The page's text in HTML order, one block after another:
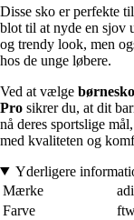
Disse sko er perfekte
blot til at nyde en sjov
og trendy look, men
hos de unge løbere.
Ved at vælge
Pro sikrer du, at dit
nå deres sportslige
med kvaliteten og
Yderligere
Mærke
Farve